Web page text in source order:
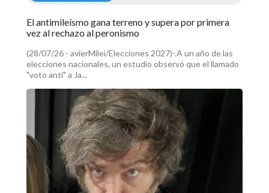
El antimileísmo gana terreno y supera por primera
vez al rechazo al peronismo
(28/07/26 - avierMilei/Elecciones 2027)-.A un año de las
elecciones nacionales, un estudio observó que el llamado
"voto anti" a Ja...